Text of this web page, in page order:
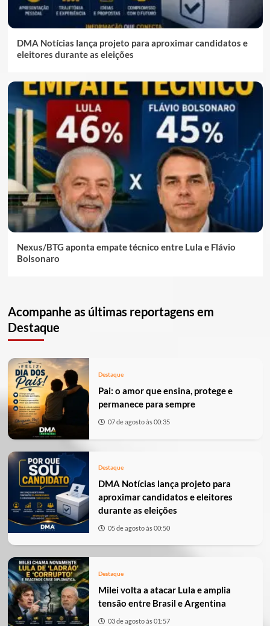
DMA Notícias lança projeto para aproximar candidatos e
eleitores durante as eleições
Nexus/BTG aponta empate técnico entre Lula e Flávio
Bolsonaro
Acompanhe as últimas reportagens em
Destaque
Destaque
Pai: o amor que ensina, protege e
permanece para sempre
07 de agosto às 00:35
Destaque
DMA Notícias lança projeto para
aproximar candidatos e eleitores
durante as eleições
05 de agosto às 00:50
Destaque
Milei volta a atacar Lula e amplia
tensão entre Brasil e Argentina
03 de agosto às 01:57